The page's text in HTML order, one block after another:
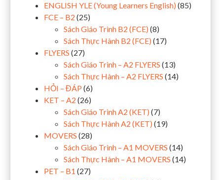
ENGLISH YLE (Young Learners English) (85)
FCE – B2 (25)
Sách Giáo Trình B2 (FCE) (8)
Sách Thực Hành B2 (FCE) (17)
FLYERS (27)
Sách Giáo Trình – A2 FLYERS (13)
Sách Thực Hành – A2 FLYERS (14)
HỎI – ĐÁP (6)
KET – A2 (26)
Sách Giáo Trình A2 (KET) (7)
Sách Thực Hành A2 (KET) (19)
MOVERS (28)
Sách Giáo Trình – A1 MOVERS (14)
Sách Thực Hành – A1 MOVERS (14)
PET – B1 (27)